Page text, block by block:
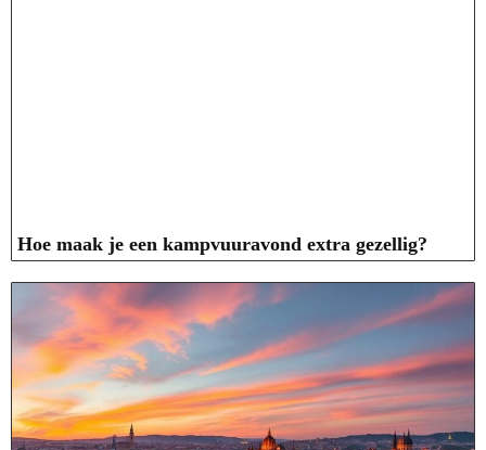
Hoe maak je een kampvuuravond extra gezellig?